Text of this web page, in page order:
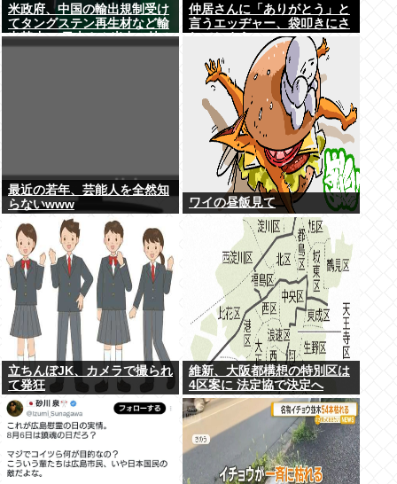
米政府、中国の輸出規制受け
てタングステン再生材など輸
出禁止へ 日本さん米中に挟み
仲居さんに「ありがとう」と
言うエッヂャー、袋叩きにさ
最近の若年、芸能人を全然知
らないwww
ワイの昼飯見て
立ちんぼJK、カメラで撮られ
て発狂
維新、大阪都構想の特別区は
4区案に 法定協で決定へ